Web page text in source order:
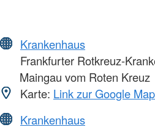
Krankenhaus
Frankfurter Rotkreuz-
Maingau vom Roten Kreuz
Karte: Link zur Google
Krankenhaus